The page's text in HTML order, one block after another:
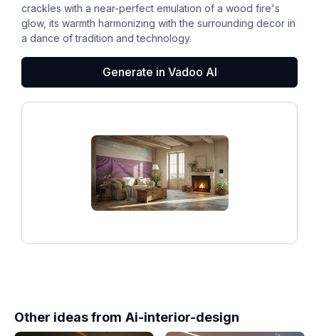
crackles with a near-perfect emulation of a wood fire's
glow, its warmth harmonizing with the surrounding decor in
a dance of tradition and technology.
Generate in Vadoo AI
Other ideas from Ai-interior-design